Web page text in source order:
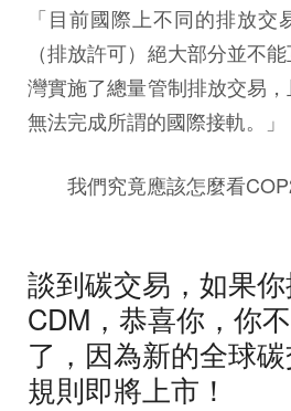
「目前國際上不同的排放
（排放許可）絕大部分並不
灣實施了總量管制排放交易
無法完成所謂的國際接軌。」
我們究竟應該怎麼看
談到碳交易，如果
CDM，恭喜你，你
了，因為新的全球
規則即將上市！